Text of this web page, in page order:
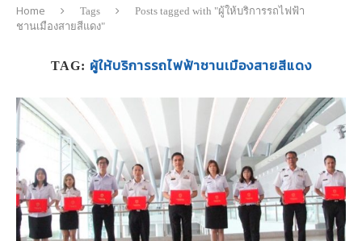
Home Tags
Posts tagged with "ผู้ให้บริการรถไฟฟ้า
ชานเมืองสายสีแดง"
TAG: ผู้ให้บริการรถไฟฟ้าชานเมืองสายสีแดง